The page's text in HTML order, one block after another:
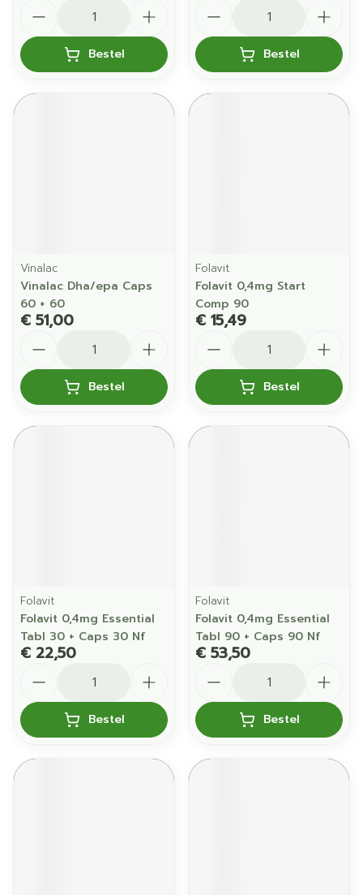
Bestel Bestel
Vinalac
Vinalac Dha/epa Caps
60 + 60
€ 51,00
Bestel
Folavit
Folavit 0,4mg Start
Comp 90
€ 15,49
Bestel
Folavit
Folavit 0,4mg Essential
Tabl 30 + Caps 30 Nf
€ 22,50
Bestel
Folavit
Folavit 0,4mg Essential
Tabl 90 + Caps 90 Nf
€ 53,50
Bestel